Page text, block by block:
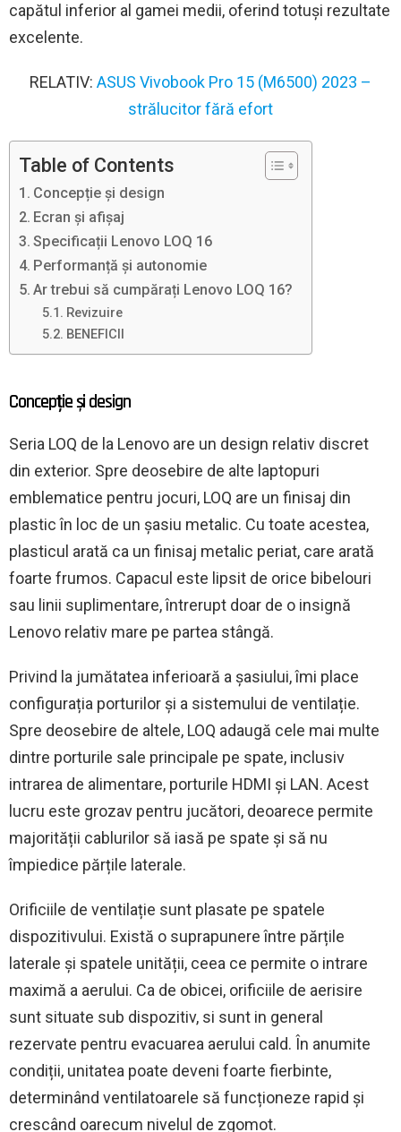
capătul inferior al gamei medii, oferind totuși rezultate
excelente.
RELATIV: ASUS Vivobook Pro 15 (M6500) 2023 –
strălucitor fără efort
Table of Contents
Concepție și design
Ecran și afișaj
Specificații Lenovo LOQ 16
Performanță și autonomie
Ar trebui să cumpărați Lenovo LOQ 16?
Revizuire
BENEFICII
Concepție și design
Seria LOQ de la Lenovo are un design relativ discret
din exterior. Spre deosebire de alte laptopuri
emblematice pentru jocuri, LOQ are un finisaj din
plastic în loc de un șasiu metalic. Cu toate acestea,
plasticul arată ca un finisaj metalic periat, care arată
foarte frumos. Capacul este lipsit de orice bibelouri
sau linii suplimentare, întrerupt doar de o insignă
Lenovo relativ mare pe partea stângă.
Privind la jumătatea inferioară a șasiului, îmi place
configurația porturilor și a sistemului de ventilație.
Spre deosebire de altele, LOQ adaugă cele mai multe
dintre porturile sale principale pe spate, inclusiv
intrarea de alimentare, porturile HDMI și LAN. Acest
lucru este grozav pentru jucători, deoarece permite
majorității cablurilor să iasă pe spate și să nu
împiedice părțile laterale.
Orificiile de ventilație sunt plasate pe spatele
dispozitivului. Există o suprapunere între părțile
laterale și spatele unității, ceea ce permite o intrare
maximă a aerului. Ca de obicei, orificiile de aerisire
sunt situate sub dispozitiv, si sunt in general
rezervate pentru evacuarea aerului cald. În anumite
condiții, unitatea poate deveni foarte fierbinte,
determinând ventilatoarele să funcționeze rapid și
crescând oarecum nivelul de zgomot.